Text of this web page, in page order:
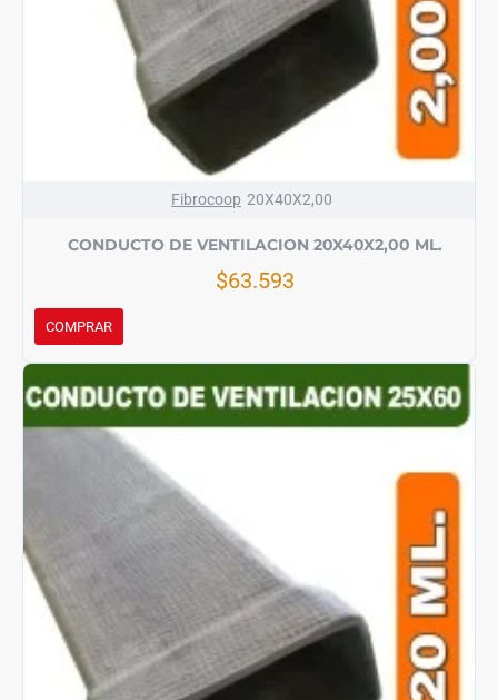
Fibrocoop 20X40X2,00
CONDUCTO DE VENTILACION 20X40X2,00 ML.
$63.593
COMPRAR